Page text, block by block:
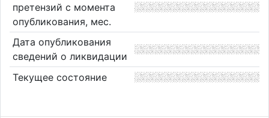
претензий с момента
опубликования, мес.
Дата опубликования
сведений о ликвидации
Текущее состояние